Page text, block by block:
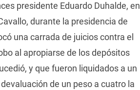
presidente Eduardo Duhalde, en
durante la presidencia de
una carrada de juicios contra el
al apropiarse de los depósitos
y que fueron liquidados a un
de un peso a cuatro la